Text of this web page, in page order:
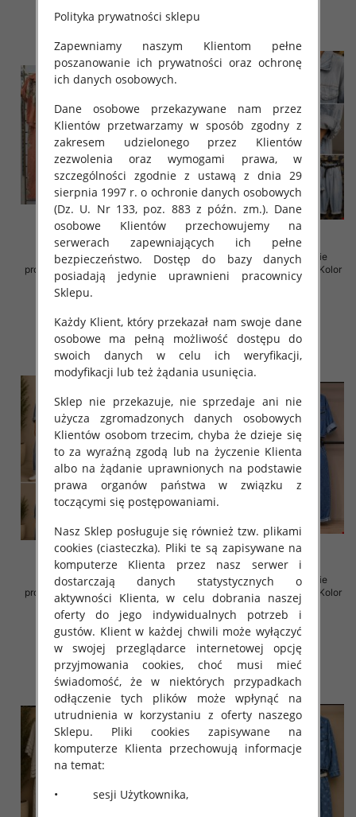
Komplet damskie (Włoskie
produkt) Roz Standard, Mix Kolor
Paczka 5 szt
szczegóły
Komplet damskie (Włoskie
produkt) Roz Standard, Mix Kolor
Paczka 5 szt
szczegóły
Komplet damskie (Włoskie
produkt) Roz Standard, Mix Kolor
Paczka 5 szt
168.00 zł
szczegóły
Komplet damskie (Włoskie
produkt) Roz Standard, Mix Kolor
Paczka 5 szt
150.00 zł
szczegóły
Polityka prywatności sklepu
Zapewniamy naszym Klientom pełne
poszanowanie ich prywatności oraz ochronę
ich danych osobowych.
Dane osobowe przekazywane nam przez
Klientów przetwarzamy w sposób zgodny z
zakresem udzielonego przez Klientów
zezwolenia oraz wymogami prawa, w
szczególności zgodnie z ustawą z dnia 29
sierpnia 1997 r. o ochronie danych osobowych
(Dz. U. Nr 133, poz. 883 z późn. zm.). Dane
osobowe Klientów przechowujemy na
serwerach zapewniających ich pełne
bezpieczeństwo. Dostęp do bazy danych
posiadają jedynie uprawnieni pracownicy
Sklepu.
Każdy Klient, który przekazał nam swoje dane
osobowe ma pełną możliwość dostępu do
swoich danych w celu ich weryfikacji,
modyfikacji lub też żądania usunięcia.
Sklep nie przekazuje, nie sprzedaje ani nie
użycza zgromadzonych danych osobowych
Klientów osobom trzecim, chyba że dzieje się
to za wyraźną zgodą lub na życzenie Klienta
albo na żądanie uprawnionych na podstawie
prawa organów państwa w związku z
toczącymi się postępowaniami.
Nasz Sklep posługuje się również tzw. plikami
cookies (ciasteczka). Pliki te są zapisywane na
komputerze Klienta przez nasz serwer i
dostarczają danych statystycznych o
aktywności Klienta, w celu dobrania naszej
oferty do jego indywidualnych potrzeb i
gustów. Klient w każdej chwili może wyłączyć
w swojej przeglądarce internetowej opcję
przyjmowania cookies, choć musi mieć
świadomość, że w niektórych przypadkach
odłączenie tych plików może wpłynąć na
utrudnienia w korzystaniu z oferty naszego
Sklepu. Pliki cookies zapisywane na
komputerze Klienta przechowują informacje
na temat:
• sesji Użytkownika,